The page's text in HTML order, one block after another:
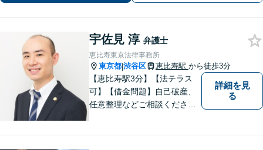
績多数！
宇佐見 淳 弁護士
恵比寿東京法律事務所
東京都|渋谷区 恵比寿駅 から徒歩3分
【恵比寿駅3分】【法テラス
可】【借金問題】自己破産、
任意整理などご相談ください
詳細を見
る